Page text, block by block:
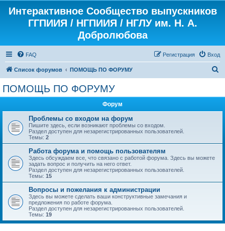
Интерактивное Сообщество выпускников
ГГПИИЯ / НГПИИЯ / НГЛУ им. Н. А.
Добролюбова
FAQ Вход
Регистрация
Список форумов ПОМОЩЬ ПО ФОРУМУ
ПОМОЩЬ ПО ФОРУМУ
Форум
Проблемы со входом на форум
Пишите здесь, если возникают проблемы со входом.
Раздел доступен для незарегистрированных пользователей.
Темы: 2
Работа форума и помощь пользователям
Здесь обсуждаем все, что связано с работой форума. Здесь вы можете
задать вопрос и получить на него ответ.
Раздел доступен для незарегистрированных пользователей.
Темы: 15
Вопросы и пожелания к администрации
Здесь вы можете сделать ваши конструктивные замечания и
предложения по работе форума.
Раздел доступен для незарегистрированных пользователей.
Темы: 19